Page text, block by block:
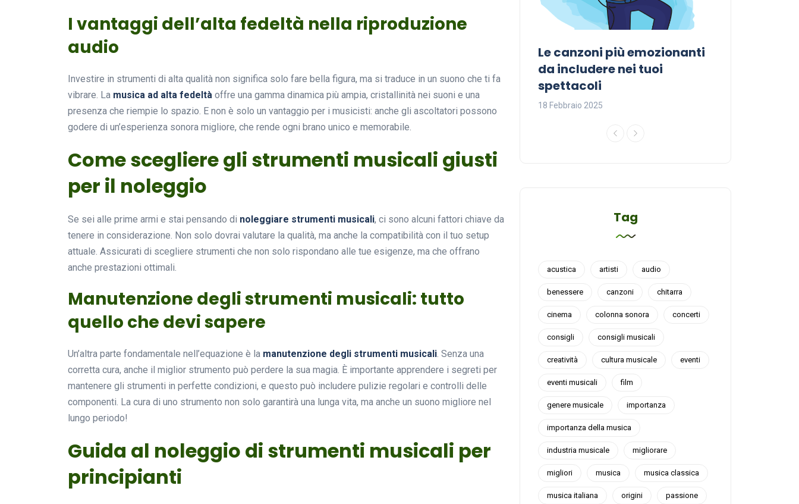
I vantaggi dell’alta fedeltà nella riproduzione
audio
Investire in strumenti di alta qualità non significa solo fare bella figura, ma si traduce in un suono che ti fa
vibrare. La musica ad alta fedeltà offre una gamma dinamica più ampia, cristallinità nei suoni e una
presenza che riempie lo spazio. E non è solo un vantaggio per i musicisti: anche gli ascoltatori possono
godere di un’esperienza sonora migliore, che rende ogni brano unico e memorabile.
Come scegliere gli strumenti musicali giusti
per il noleggio
Se sei alle prime armi e stai pensando di noleggiare strumenti musicali, ci sono alcuni fattori chiave da
tenere in considerazione. Non solo dovrai valutare la qualità, ma anche la compatibilità con il tuo setup
attuale. Assicurati di scegliere strumenti che non solo rispondano alle tue esigenze, ma che offrano
anche prestazioni ottimali.
Manutenzione degli strumenti musicali: tutto
quello che devi sapere
Un’altra parte fondamentale nell’equazione è la manutenzione degli strumenti musicali. Senza una
corretta cura, anche il miglior strumento può perdere la sua magia. È importante apprendere i segreti per
mantenere gli strumenti in perfette condizioni, e questo può includere pulizie regolari e controlli delle
componenti. La cura di uno strumento non solo garantirà una lunga vita, ma anche un suono migliore nel
lungo periodo!
Guida al noleggio di strumenti musicali per
principianti
cura dei disturbi del sonno
18 Febbraio 2025
Le canzoni più emozionanti
da includere nei tuoi
spettacoli
18 Febbraio 2025
Tag
acustica artisti audio
benessere canzoni chitarra
cinema colonna sonora concerti
consigli consigli musicali
creatività cultura musicale eventi
eventi musicali film
genere musicale importanza
importanza della musica
industria musicale migliorare
migliori musica musica classica
musica italiana origini passione